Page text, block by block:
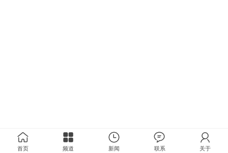
首页 频道 新闻 联系 关于